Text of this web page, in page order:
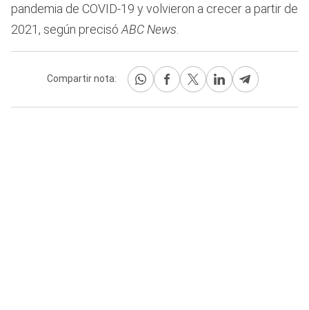
pandemia de COVID-19 y volvieron a crecer a partir de
2021, según precisó ABC News
Compartir nota: